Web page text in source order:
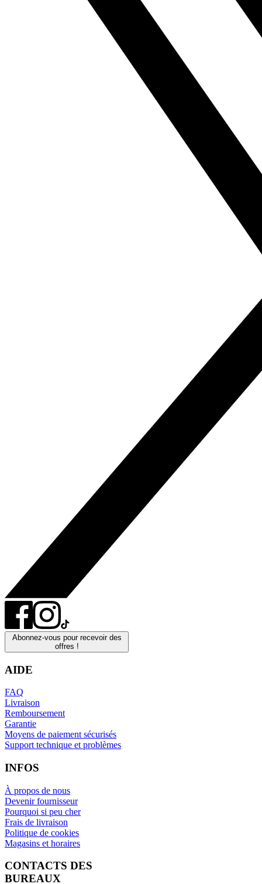
Abonnez-vous pour recevoir des
offres !
AIDE
FAQ
Livraison
Remboursement
Garantie
Moyens de paiement sécurisés
Support technique et problèmes
INFOS
À propos de nous
Devenir fournisseur
Pourquoi si peu cher
Frais de livraison
Politique de cookies
Magasins et horaires
CONTACTS DES
BUREAUX